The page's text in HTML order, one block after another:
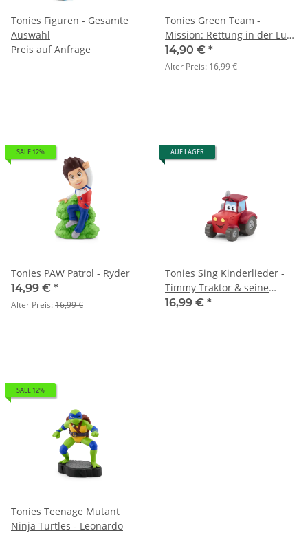
Tonies Figuren - Gesamte
Auswahl
Preis auf Anfrage
Tonies Green Team -
Mission: Rettung in der Luft
mit John, der Schneeeule
14,90 € *
Alter Preis:16,99 €
SALE 12%
Tonies PAW Patrol - Ryder
14,99 € *
Alter Preis:16,99 €
AUF LAGER
Tonies Sing Kinderlieder -
Timmy Traktor & seine
Freunde: Ferien auf dem
16,99 € *
SALE 12%
Tonies Teenage Mutant
Ninja Turtles - Leonardo